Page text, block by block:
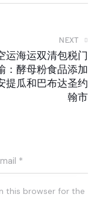
NEXT
运海运双清包税门
：酵母粉食品添加
提瓜和巴布达圣约
翰市
this browser for the